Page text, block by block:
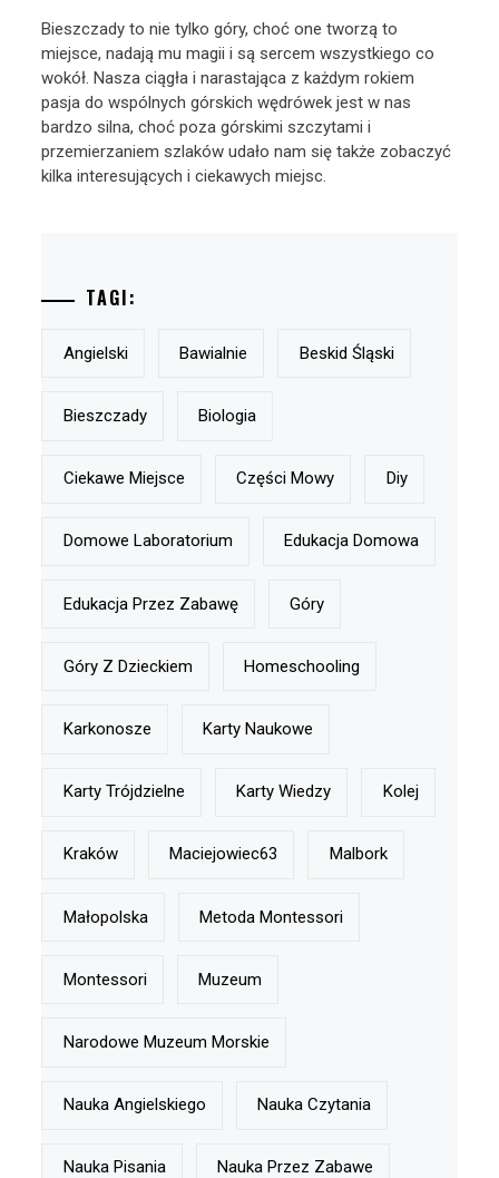
Bieszczady to nie tylko góry, choć one tworzą to
miejsce, nadają mu magii i są sercem wszystkiego co
wokół. Nasza ciągła i narastająca z każdym rokiem
pasja do wspólnych górskich wędrówek jest w nas
bardzo silna, choć poza górskimi szczytami i
przemierzaniem szlaków udało nam się także zobaczyć
kilka interesujących i ciekawych miejsc.
TAGI:
Angielski Bawialnie Beskid Śląski
Bieszczady Biologia
Ciekawe Miejsce Części Mowy Diy
Domowe Laboratorium Edukacja Domowa
Edukacja Przez Zabawę Góry
Góry Z Dzieckiem Homeschooling
Karkonosze Karty Naukowe
Karty Trójdzielne Karty Wiedzy Kolej
Kraków Maciejowiec63 Malbork
Małopolska Metoda Montessori
Montessori Muzeum
Narodowe Muzeum Morskie
Nauka Angielskiego Nauka Czytania
Nauka Pisania Nauka Przez Zabawe